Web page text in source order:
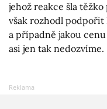
jehož reakce šla
však rozhodl podpořit
a případně jakou
asi jen tak nedozvíme.